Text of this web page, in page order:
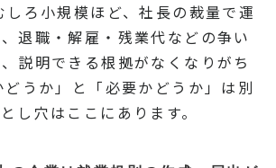
しろ小規模ほど、社長の裁量で運
退職・解雇・残業代などの争い
説明できる根拠がなくなりがち
うか」と「必要かどうか」は別
し穴はここにあります。